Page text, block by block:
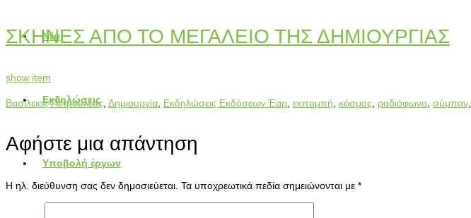
Νέα
Εκδηλώσεις
Υποβολή έργων
ΣΚΗΝΕΣ ΑΠΟ ΤΟ ΜΕΓΑΛΕΙΟ ΤΗΣ ΔΗΜΙΟΥΡΓΙΑΣ
show item
Βασίλειος Πετρουλέας, Δημιουργία, Εκδηλώσεις Εκδόσεων Έαρ, εκπομπή, κόσμος, ραδιόφωνο, σύμπαν,
Αφήστε μια απάντηση
Η ηλ. διεύθυνση σας δεν δημοσιεύεται. Τα υποχρεωτικά πεδία σημειώνονται με *